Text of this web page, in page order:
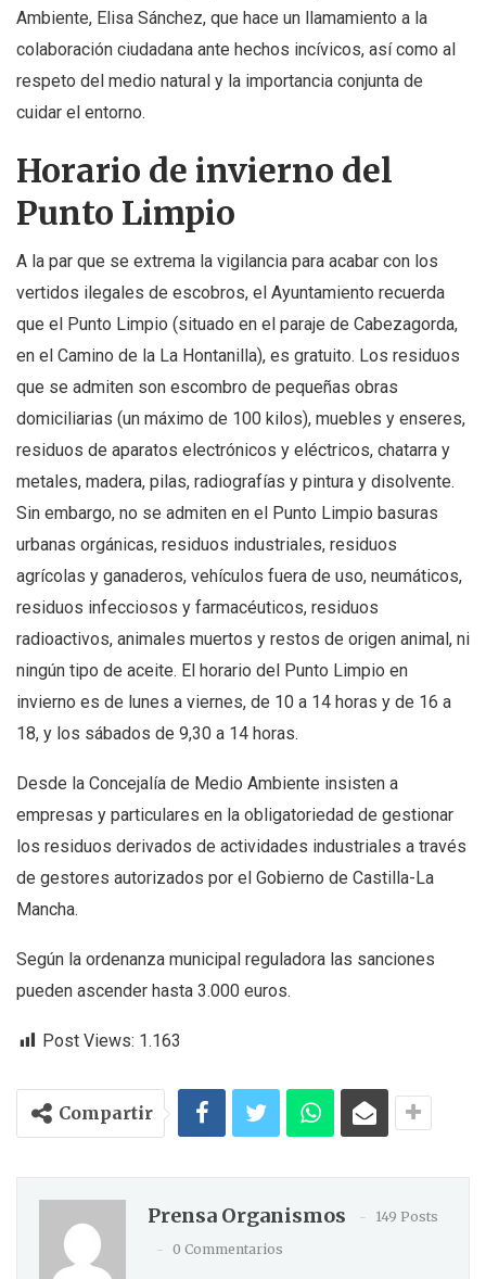
Ambiente, Elisa Sánchez, que hace un llamamiento a la
colaboración ciudadana ante hechos incívicos, así como al
respeto del medio natural y la importancia conjunta de
cuidar el entorno.
Horario de invierno del
Punto Limpio
A la par que se extrema la vigilancia para acabar con los
vertidos ilegales de escobros, el Ayuntamiento recuerda
que el Punto Limpio (situado en el paraje de Cabezagorda,
en el Camino de la La Hontanilla), es gratuito. Los residuos
que se admiten son escombro de pequeñas obras
domiciliarias (un máximo de 100 kilos), muebles y enseres,
residuos de aparatos electrónicos y eléctricos, chatarra y
metales, madera, pilas, radiografías y pintura y disolvente.
Sin embargo, no se admiten en el Punto Limpio basuras
urbanas orgánicas, residuos industriales, residuos
agrícolas y ganaderos, vehículos fuera de uso, neumáticos,
residuos infecciosos y farmacéuticos, residuos
radioactivos, animales muertos y restos de origen animal, ni
ningún tipo de aceite. El horario del Punto Limpio en
invierno es de lunes a viernes, de 10 a 14 horas y de 16 a
18, y los sábados de 9,30 a 14 horas.
Desde la Concejalía de Medio Ambiente insisten a
empresas y particulares en la obligatoriedad de gestionar
los residuos derivados de actividades industriales a través
de gestores autorizados por el Gobierno de Castilla-La
Mancha.
Según la ordenanza municipal reguladora las sanciones
pueden ascender hasta 3.000 euros.
Post Views: 1.163
Compartir
Prensa Organismos
149 Posts
0 Commentarios